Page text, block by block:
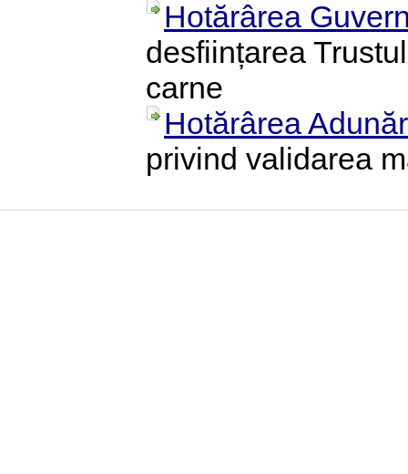
Hotărârea
desființarea
carne
Hotărârea
privind validarea